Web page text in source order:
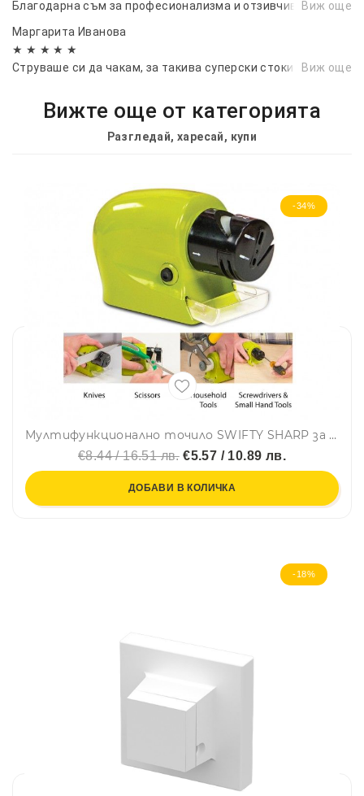
Пристига в оригинална опаковка
Тегло:
Благодарна съм за професионализма и отзивчивостта
Виж още
Маргарита Иванова
★ ★ ★ ★ ★
Струваше си да чакам, за такива суперски стоки.
Виж още
Вижте още от категорията
Разгледай, харесай, купи
-34%
Мултифункционално точило SWIFTY SHARP за прави и назъбени ножове, отверки и др. остриета, 4хАА
€8.44 / 16.51 лв.€5.57 / 10.89 лв.
ДОБАВИ В КОЛИЧКА
-18%